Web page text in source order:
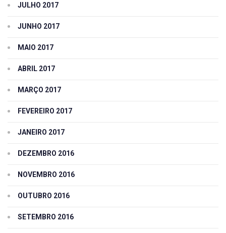
JULHO 2017
JUNHO 2017
MAIO 2017
ABRIL 2017
MARÇO 2017
FEVEREIRO 2017
JANEIRO 2017
DEZEMBRO 2016
NOVEMBRO 2016
OUTUBRO 2016
SETEMBRO 2016